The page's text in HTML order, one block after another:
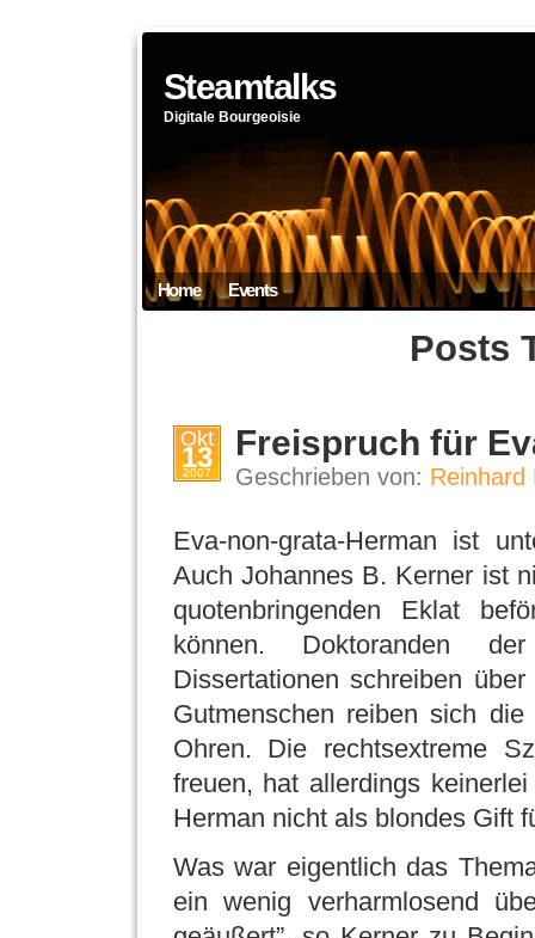
Steamtalks
Digitale Bourgeoisie
Home Events
Posts
Okt
13
2007
Freispruch für
Geschrieben von: Reinhard
Eva-non-grata-Herman ist
Auch Johannes B. Kerner ist
quotenbringenden Eklat
können. Doktoranden
Dissertationen schreiben
Gutmenschen reiben sich
Ohren. Die rechtsextreme
freuen, hat allerdings
Herman nicht als blondes Gift
Was war eigentlich das
ein wenig verharmlosend